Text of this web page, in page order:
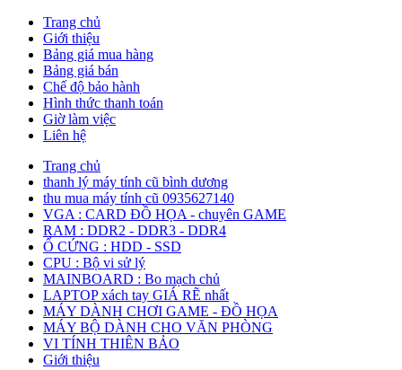
Trang chủ
Giới thiệu
Bảng giá mua hàng
Bảng giá bán
Chế độ bảo hành
Hình thức thanh toán
Giờ làm việc
Liên hệ
Trang chủ
thanh lý máy tính cũ bình dương
thu mua máy tính cũ 0935627140
VGA : CARD ĐỒ HỌA - chuyên GAME
RAM : DDR2 - DDR3 - DDR4
Ổ CỨNG : HDD - SSD
CPU : Bộ vi sử lý
MAINBOARD : Bo mạch chủ
LAPTOP xách tay GIÁ RẼ nhất
MÁY DÀNH CHƠI GAME - ĐỒ HỌA
MÁY BỘ DÀNH CHO VĂN PHÒNG
VI TÍNH THIÊN BẢO
Giới thiệu